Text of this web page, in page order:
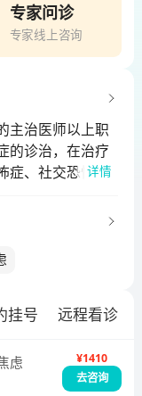
专家问诊
专家线上咨询
主治医师以上职
的诊治，在治疗
症、社交恐怖详情
挂号 远程看诊
虑
¥1410
去咨询